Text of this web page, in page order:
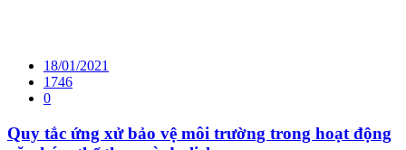
18/01/2021
1746
0
Quy tắc ứng xử bảo vệ môi trường trong hoạt động